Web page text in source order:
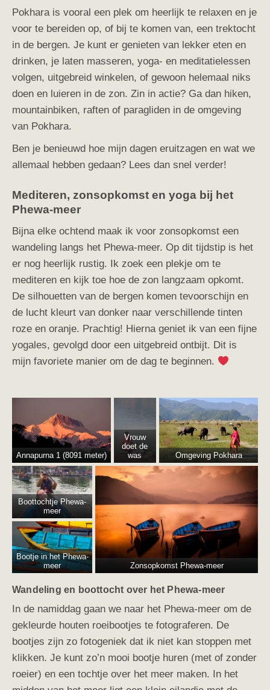
Pokhara is vooral een plek om heerlijk te relaxen en je
voor te bereiden op, of bij te komen van, een trektocht
in de bergen. Je kunt er genieten van lekker eten en
drinken, je laten masseren, yoga- en meditatielessen
volgen, uitgebreid winkelen, of gewoon helemaal niks
doen en luieren in de zon. Zin in actie? Ga dan hiken,
mountainbiken, raften of paragliden in de omgeving
van Pokhara.
Ben je benieuwd hoe mijn dagen eruitzagen en wat we
allemaal hebben gedaan? Lees dan snel verder!
Mediteren, zonsopkomst en yoga bij het
Phewa-meer
Bijna elke ochtend maak ik voor zonsopkomst een
wandeling langs het Phewa-meer. Op dit tijdstip is het
er nog heerlijk rustig. Ik zoek een plekje om te
mediteren en kijk toe hoe de zon langzaam opkomt.
De silhouetten van de bergen komen tevoorschijn en
de lucht kleurt van donker naar verschillende tinten
roze en oranje. Prachtig! Hierna geniet ik van een fijne
yogales, gevolgd door een uitgebreid ontbijt. Dit is
mijn favoriete manier om de dag te beginnen.
Annapurna 1 (8091 meter)
Vrouw
doet de
was
Omgeving Pokhara
Boottochtje Phewa-
meer
Bootje in het Phewa-
meer
Zonsopkomst Phewa-meer
Wandeling en boottocht over het Phewa-meer
In de namiddag gaan we naar het Phewa-meer om de
gekleurde houten roeibootjes te fotograferen. De
bootjes zijn zo fotogeniek dat ik niet kan stoppen met
klikken. Je kunt zo’n mooi bootje huren (met of zonder
roeier) en een tochtje over het meer maken. In het